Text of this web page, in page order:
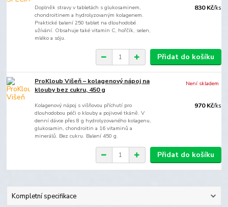
Doplněk stravy v tabletách s glukosaminem,
chondroitinem a hydrolyzovaným kolagenem.
Praktické balení 250 tablet na dlouhodobé
užívání. Obsahuje také vitamin C, hořčík, selen,
mléko a sóju.
830 Kč/ks
Přidat do košíku
ProKloub Višeň – kolagenový nápoj na
klouby bez cukru, 450 g
Kolagenový nápoj s višňovou příchutí pro
dlouhodobou péči o klouby a pojivové tkáně. V
denní dávce přes 8 g hydrolyzovaného kolagenu,
glukosamin, chondroitin a 16 vitaminů a
minerálů. Bez cukru. Balení 450 g.
970 Kč/ks
Není skladem
Přidat do košíku
Kompletní specifikace